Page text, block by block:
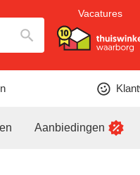
Vacatures
Aanbiedingen